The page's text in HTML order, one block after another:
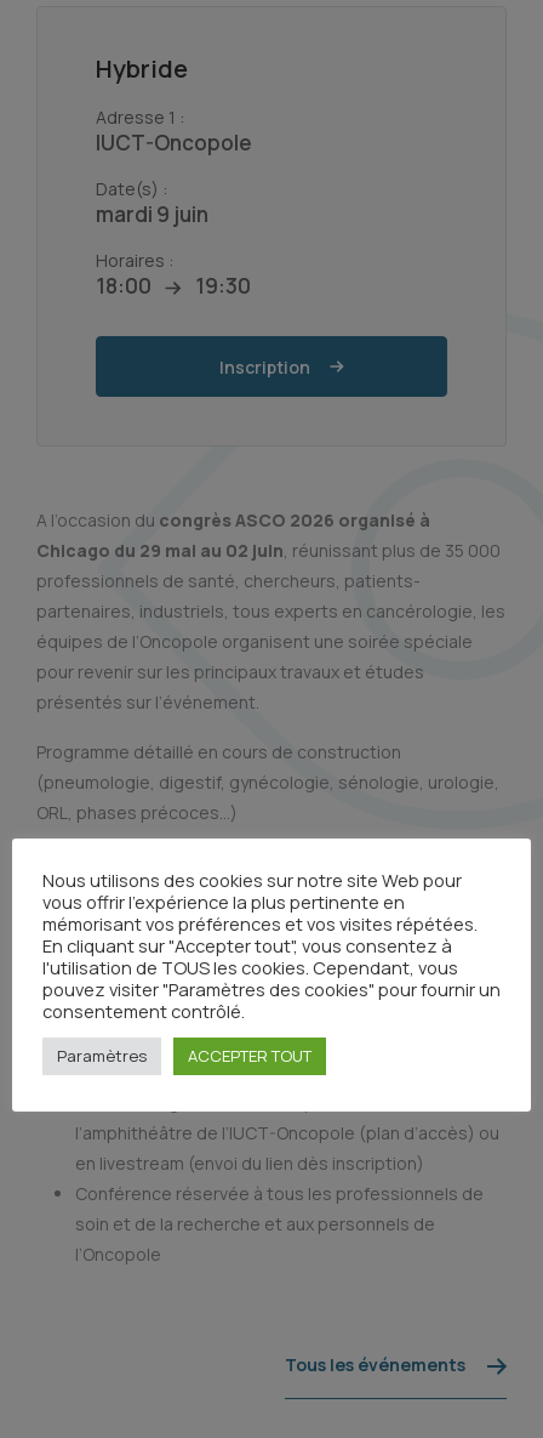
Hybride
Adresse 1 :
IUCT-Oncopole
Date(s) :
mardi 9 juin
Horaires :
18:00 19:30
Inscription
A l’occasion du congrès ASCO 2026 organisé à
Chicago du 29 mai au 02 juin, réunissant plus de 35 000
professionnels de santé, chercheurs, patients-
partenaires, industriels, tous experts en cancérologie, les
équipes de l’Oncopole organisent une soirée spéciale
pour revenir sur les principaux travaux et études
présentés sur l’événement.
Programme détaillé en cours de construction
(pneumologie, digestif, gynécologie, sénologie, urologie,
ORL, phases précoces…)
Inscription obligatoire (présentiel et live stream)
Organisé par le Pr Rosine Guimbaud, IUCT-Oncopole,
CHU de Toulouse, site Rangueil-Larrey, Chef de
service d’Oncologie médicale digestive
Modalités d’accès :
l’amphithéâtre de l’IUCT-Oncopole (plan d’accès) ou
en livestream (envoi du lien dès inscription)
Conférence réservée à tous les professionnels de
soin et de la recherche et aux personnels de
l’Oncopole
Tous les événements
Nous utilisons des cookies sur notre site Web pour
vous offrir l'expérience la plus pertinente en
mémorisant vos préférences et vos visites répétées.
En cliquant sur "Accepter tout", vous consentez à
l'utilisation de TOUS les cookies. Cependant, vous
pouvez visiter "Paramètres des cookies" pour fournir un
consentement contrôlé.
Paramètres ACCEPTER TOUT